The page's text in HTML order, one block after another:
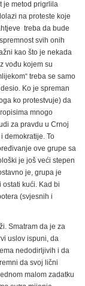
je metod prigrlila
na proteste koje
treba da bude
svih onih
kao što je nekada
vođu kojem su
treba se samo
Ko je spreman
ko protestvuje) da
mnogo
za pravdu u Crnoj
demokratije. To
ove grupe sa
je još veći stepen
je, grupa je
kući. Kad bi
(svjesnih i
Smatram da je za
uslov ispuni, da
nedodirljivih i da
da svoj lični
malom zadatku